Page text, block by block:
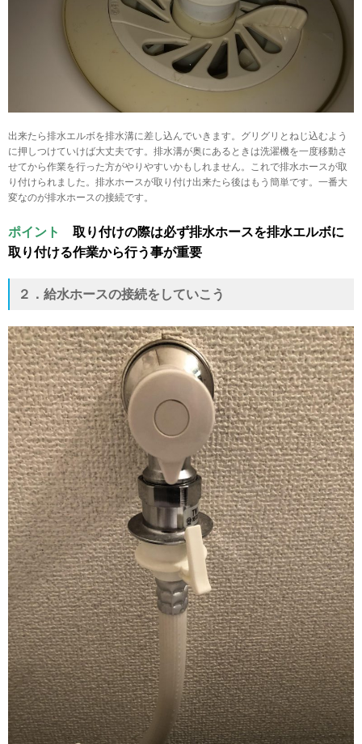
出来たら排水エルボを排水溝に差し込んでいきます。グリグリとねじ込むよう
に押しつけていけば大丈夫です。排水溝が奥にあるときは洗濯機を一度移動さ
せてから作業を行った方がやりやすいかもしれません。これで排水ホースが取
り付けられました。排水ホースが取り付け出来たら後はもう簡単です。一番大
変なのが排水ホースの接続です。
ポイント 取り付けの際は必ず排水ホースを排水エルボに
取り付ける作業から行う事が重要
２．給水ホースの接続をしていこう